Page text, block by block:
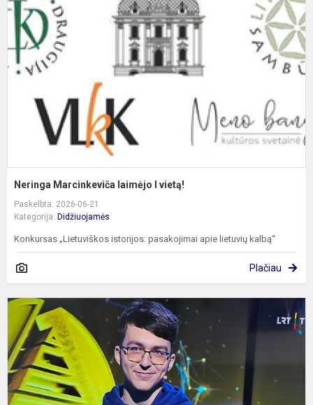
Neringa Marcinkeviča laimėjo I vietą!
Paskelbta: 2026-06-21
Kategorija: Didžiuojamės
Konkursas „Lietuviškos istorijos: pasakojimai apie lietuvių kalbą“
Plačiau